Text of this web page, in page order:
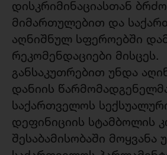
დისკრიმინაციასთან
მიმართულებით და
აღნიშნულ სფეროებში
რეკომენდაციები მისცეს.
განსაკუთრებით უნდა
დანიის
საქართველოს
დეფინიციის სტამბოლის
შესაბამისობაში მოყვანა